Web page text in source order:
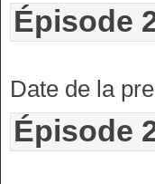
Épisode
Date de la
Épisode